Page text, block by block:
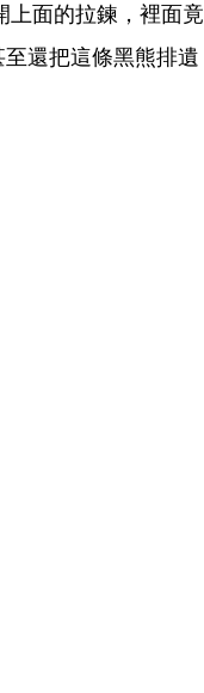
上面的拉鍊，裡面竟
還把這條黑熊排遺